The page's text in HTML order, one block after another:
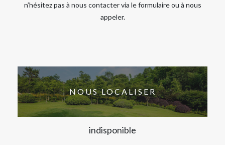
n’hésitez pas à nous contacter via le formulaire ou à nous
appeler.
NOUS LOCALISER
indisponible